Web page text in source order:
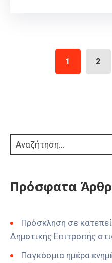
1 2
Πρόσφατα
Πρόσκληση σε
Δημοτικής Επιτροπής
Παγκόσμια ημέρα